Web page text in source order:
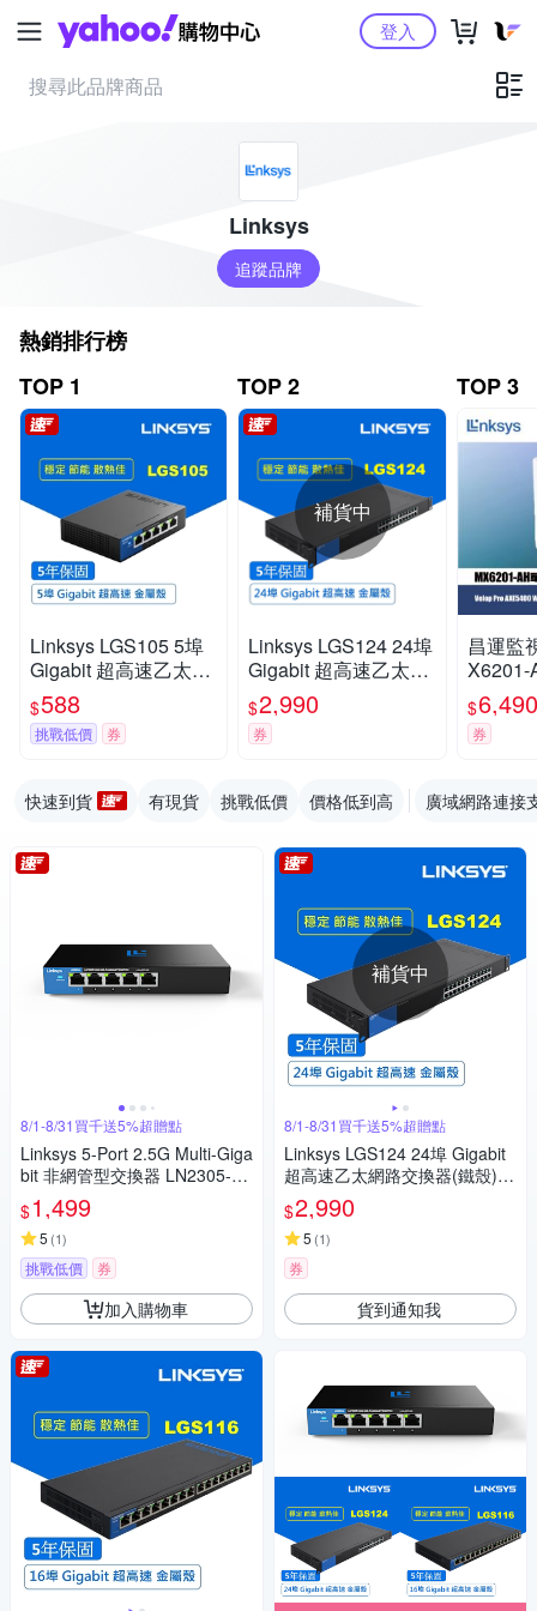
Yahoo購物中心登入
Linksys
追蹤品牌
熱銷排行榜
TOP 1
Linksys LGS105 5埠
Gigabit 超高速乙太網
路交換器(鐵殼)
$588
挑戰低價 券
TOP 2
補貨中
Linksys LGS124 24埠
Gigabit 超高速乙太網
路交換器(鐵殼)可上機
架
$2,990
券
TOP 3
昌運監
X6201-
狀路由
入
$6,490
券
快速到貨 有現貨 挑戰低價 價格低到高 廣域網路連接
8/1-8/31買千送5%超贈點
Linksys 5-Port 2.5G Multi-Giga
bit 非網管型交換器 LN2305-A
$1,499
5 (1)
挑戰低價 券
加入購物車
補貨中
8/1-8/31買千送5%超贈點
Linksys LGS124 24埠 Gigabit
超高速乙太網路交換器(鐵殼)可
上機架
$2,990
5 (1)
券
貨到通知我